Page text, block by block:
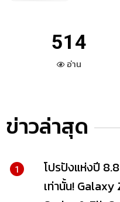
514
อ่าน
ข่าวล่าสุด
1
โปรปังแห่งปี
เท่านั้น! Galaxy